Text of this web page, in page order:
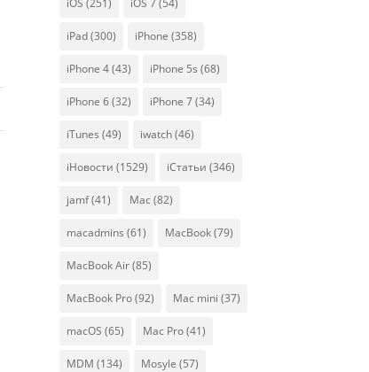
iOS (251) iOS 7(54)
iPad(300) iPhone (358)
iPhone 4(43) iPhone 5s (68)
iPhone 6(32) iPhone 7(34)
iTunes (49) iwatch(46)
iНовости (1529) iСтатьи (346)
jamf(41) Mac (82)
macadmins (61) MacBook(79)
MacBook Air(85)
MacBook Pro(92) Mac mini (37)
macOS (65) Mac Pro(41)
MDM (134) Mosyle (57)